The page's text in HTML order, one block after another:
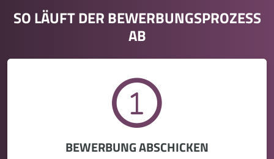
SO LÄUFT DER BEWERBUNGSPROZESS
AB
BEWERBUNG ABSCHICKEN